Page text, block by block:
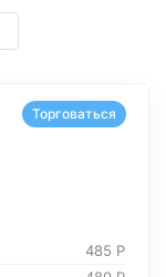
485 Р
Торговаться